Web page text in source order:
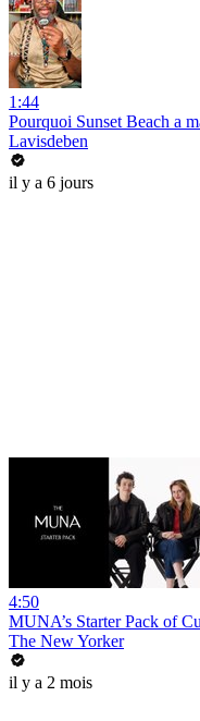
1:44
Pourquoi Sunset Beach a
Lavisdeben
il y a 6 jours
4:50
MUNA’s Starter Pack of
The New Yorker
il y a 2 mois